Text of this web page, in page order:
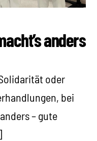
anders
oder
bei
– gute